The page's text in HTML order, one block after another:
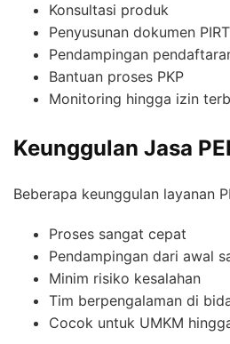
Konsultasi produk
Penyusunan dokumen PIRT
Pendampingan
Bantuan proses PKP
Monitoring hingga izin
Keunggulan Jasa
Beberapa keunggulan layanan
Proses sangat cepat
Pendampingan dari awal
Minim risiko kesalahan
Tim berpengalaman di
Cocok untuk UMKM